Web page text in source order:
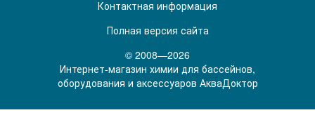
Контактная информация
Полная версия сайта
© 2008—2026
Интернет-магазин химии для бассейнов,
оборудования и аксессуаров АкваДоктор